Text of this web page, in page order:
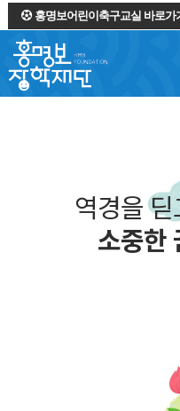
홍명보어린이축구교실 바로가
역경을
소중한